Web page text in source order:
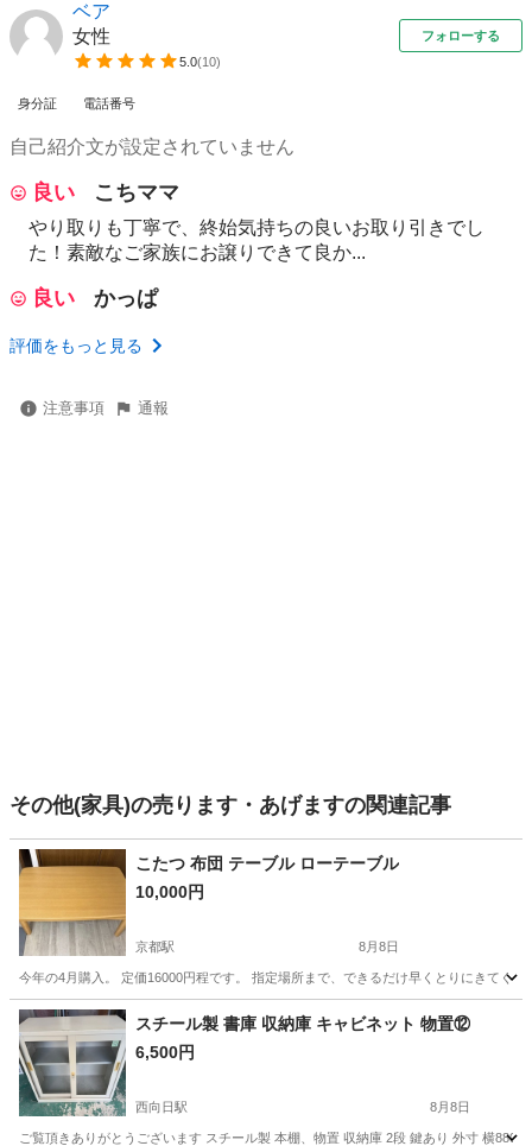
ベア
女性
5.0(10)
フォローする
身分証 電話番号
自己紹介文が設定されていません
良い こちママ
やり取りも丁寧で、終始気持ちの良いお取り引きでし
た！素敵なご家族にお譲りできて良か...
良い かっぱ
評価をもっと見る
注意事項 通報
その他(家具)の売ります・あげますの関連記事
こたつ 布団 テーブル ローテーブル
10,000円
京都駅 8月8日
今年の4月購入。 定価16000円程です。 指定場所まで、できるだけ早くとりにきてく
京都 京都市 京都駅 テーブル ロー
スチール製 書庫 収納庫 キャビネット 物置⑫
6,500円
西向日駅 8月8日
ご覧頂きありがとうございます スチール製 本棚、物置 収納庫 2段 鍵あり 外寸 横880